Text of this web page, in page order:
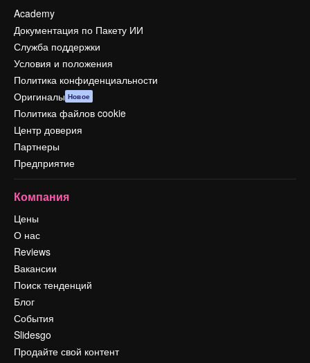
Academy
Документация по Пакету ИИ
Служба поддержки
Условия и положения
Политика конфиденциальности
Оригиналы Новое
Политика файлов cookie
Центр доверия
Партнеры
Предприятие
Компания
Цены
О нас
Reviews
Вакансии
Поиск тенденций
Блог
События
Slidesgo
Продайте свой контент